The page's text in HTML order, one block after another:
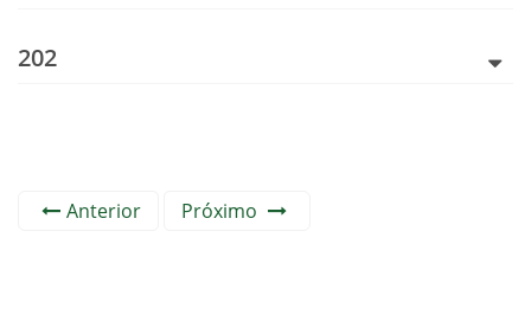
202
Anterior Próximo